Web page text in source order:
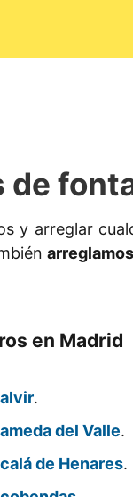
de
y arreglar
en Madrid
.
del Valle.
de Henares.